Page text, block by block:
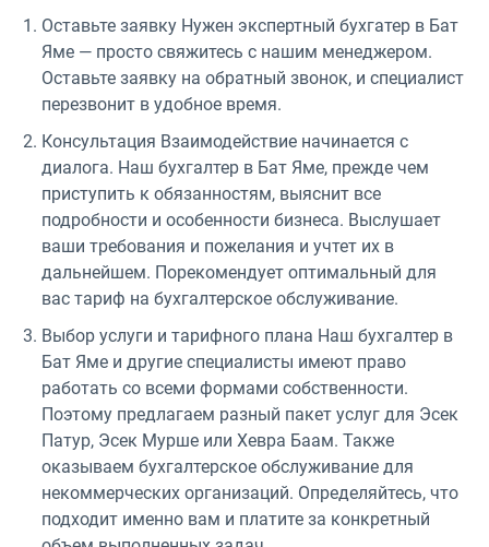
Оставьте заявку Нужен экспертный бухгатер в Бат
Яме — просто свяжитесь с нашим менеджером.
Оставьте заявку на обратный звонок, и специалист
перезвонит в удобное время.
Консультация Взаимодействие начинается с
диалога. Наш бухгалтер в Бат Яме, прежде чем
приступить к обязанностям, выяснит все
подробности и особенности бизнеса. Выслушает
ваши требования и пожелания и учтет их в
дальнейшем. Порекомендует оптимальный для
вас тариф на бухгалтерское обслуживание.
Выбор услуги и тарифного плана Наш бухгалтер в
Бат Яме и другие специалисты имеют право
работать со всеми формами собственности.
Поэтому предлагаем разный пакет услуг для Эсек
Патур, Эсек Мурше или Хевра Баам. Также
оказываем бухгалтерское обслуживание для
некоммерческих организаций. Определяйтесь, что
подходит именно вам и платите за конкретный